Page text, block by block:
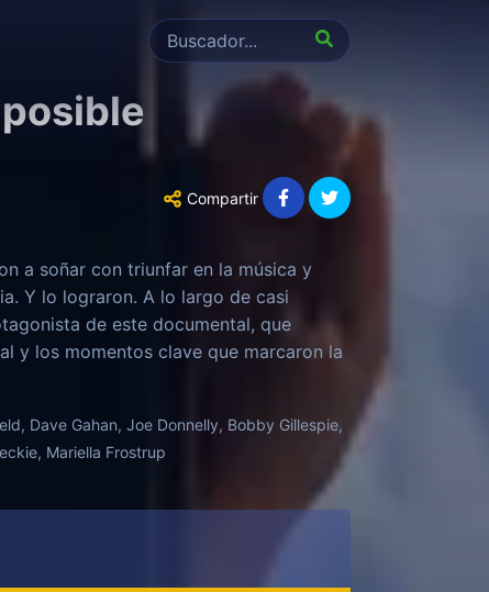
Compartir
a soñar con triunfar en la música y
Y lo lograron. A lo largo de casi
de este documental, que
y los momentos clave que marcaron la
Dave Gahan, Joe Donnelly, Bobby Gillespie,
Mariella Frostrup